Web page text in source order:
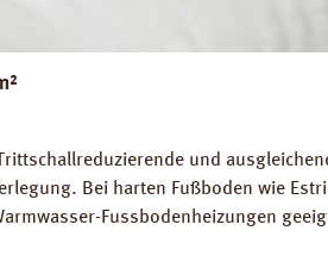
und
Bei harten Fußboden wie
Fussbodenheizungen
Verbesserung: 16 dB (ISO